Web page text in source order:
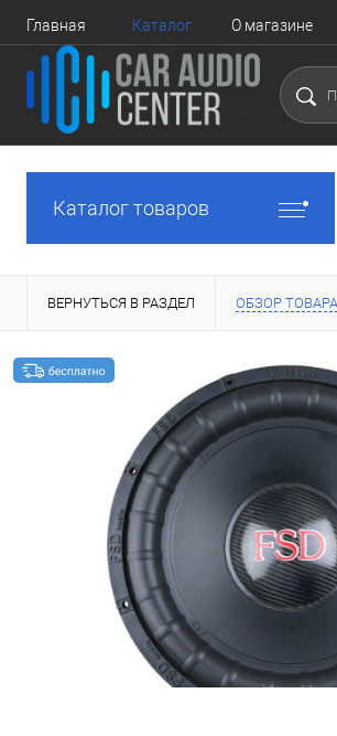
Главная Каталог О магазине
Каталог товаров
ВЕРНУТЬСЯ В РАЗДЕЛ ОБЗОР ТОВАРА